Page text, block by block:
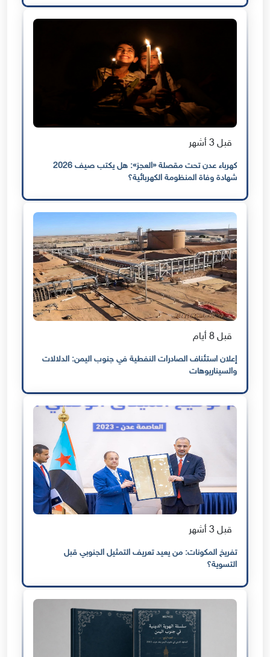
قبل 3 أشهر
كهرباء عدن تحت مقصلة «العجز»: هل يكتب صيف 2026
شهادة وفاة المنظومة الكهربائية؟
قبل 8 أيام
إعلان استئناف الصادرات النفطية في جنوب اليمن: الدلالات
والسيناريوهات
قبل 3 أشهر
تفريخ المكونات: من يعيد تعريف التمثيل الجنوبي قبل
التسوية؟